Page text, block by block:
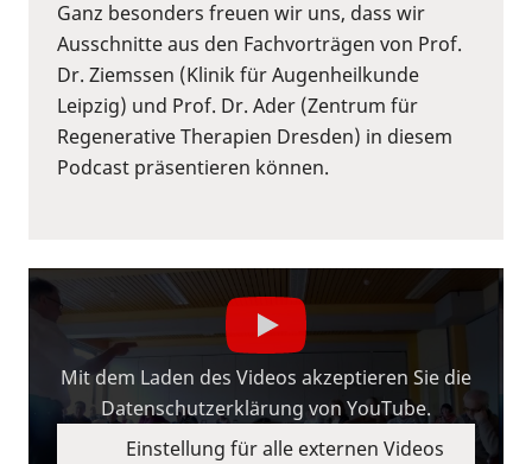
Ganz besonders freuen wir uns, dass wir
Ausschnitte aus den Fachvorträgen von Prof.
Dr. Ziemssen (Klinik für Augenheilkunde
Leipzig) und Prof. Dr. Ader (Zentrum für
Regenerative Therapien Dresden) in diesem
Podcast präsentieren können.
Mit dem Laden des Videos akzeptieren Sie die
Datenschutzerklärung von YouTube.
Einstellung für alle externen Videos